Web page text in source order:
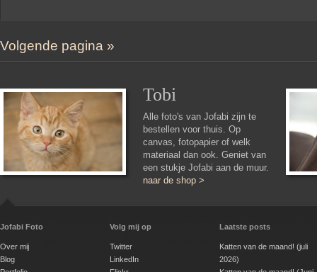
Volgende pagina »
Tobi
Alle foto's van Jofabi zijn te
bestellen voor thuis. Op
canvas, fotopapier of welk
materiaal dan ook. Geniet van
een stukje Jofabi aan de muur.
naar de shop >
Jofabi Foto
Over mij
Blog
Volg mij op
Twitter
LinkedIn
Laatste posts
Katten van de maand! (juli
2026)